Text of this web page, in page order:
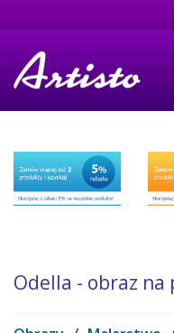
do
Odella - obraz na